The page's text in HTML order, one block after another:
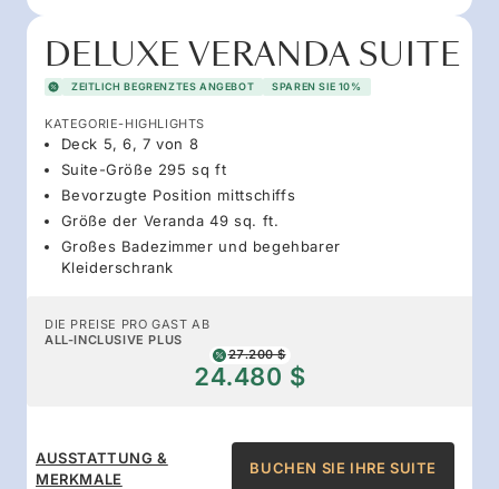
DELUXE VERANDA SUITE
ZEITLICH BEGRENZTES ANGEBOT SPAREN SIE 10%
KATEGORIE-HIGHLIGHTS
Deck 5, 6, 7 von 8
Suite-Größe 295 sq ft
Bevorzugte Position mittschiffs
Größe der Veranda 49 sq. ft.
Großes Badezimmer und begehbarer
Kleiderschrank
DIE PREISE PRO GAST AB
ALL-INCLUSIVE PLUS
27.200 $
24.480 $
AUSSTATTUNG &
MERKMALE
BUCHEN SIE IHRE SUITE